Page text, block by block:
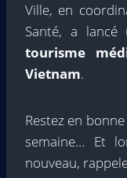
Ville, en
Santé, a lancé
tourisme
Vietnam.
Restez en
semaine… Et
nouveau,